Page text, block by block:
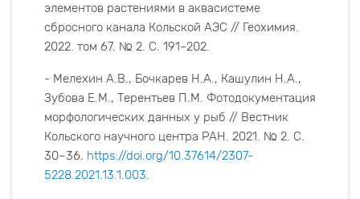
элементов растениями в аквасистеме
сбросного канала Кольской АЭС // Геохимия.
2022. том 67. № 2. С. 191–202.
- Мелехин А.В., Бочкарев Н.А., Кашулин Н.А.,
Зубова Е.М., Терентьев П.М. Фотодокументация
морфологических данных у рыб // Вестник
Кольского научного центра РАН. 2021. № 2. С.
30–36. https://doi.org/10.37614/2307-
5228.2021.13.1.003.